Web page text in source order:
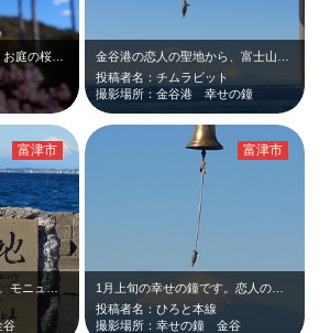
鋸山美術館に行ったら、お庭の桜が満開でした。
投稿者名：チムラビット
撮影場所：金谷港 幸せの鐘
1月上旬の幸せの鐘です。モニュメント下の恋人の聖地のプレートと富士山のツーショ…
谷
富津市
1月上旬の幸せの鐘です。恋人の聖地のモニュメントの中に富士山を入れて撮りました…
投稿者名：ひろと本線
撮影場所：幸せの鐘 金谷
富津市